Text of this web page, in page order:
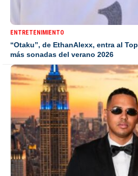
ENTRETENIMIENTO
“Otaku”, de EthanAlexx, entra al
más sonadas del verano 2026